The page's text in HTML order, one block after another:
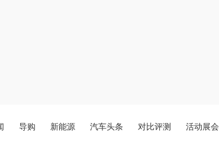
导购 新能源 汽车头条 对比评测 活动展会